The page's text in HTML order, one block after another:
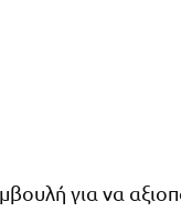
για να